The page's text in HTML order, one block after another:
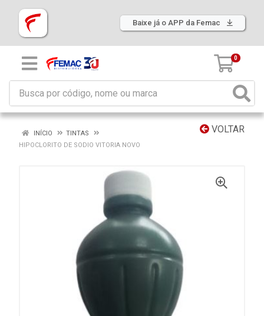
Baixe já o APP da Femac
0
VOLTAR
INÍCIO
TINTAS
HIPOCLORITO DE SODIO VITORIA NOVO